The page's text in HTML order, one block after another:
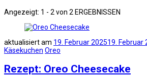
Angezeigt: 1 - 2 von 2 ERGEBNISSEN
aktualisiert am 19. Februar 202519. Februar
Käsekuchen Oreo
Rezept: Oreo Cheesecake